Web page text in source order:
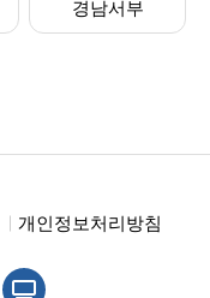
경남서부
개인정보처리방침